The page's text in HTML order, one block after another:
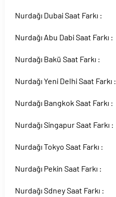
Nurdağı Dubai Saat Farkı :
Nurdağı Abu Dabi Saat Farkı :
Nurdağı Bakü Saat Farkı :
Nurdağı Yeni Delhi Saat Farkı :
Nurdağı Bangkok Saat Farkı :
Nurdağı Singapur Saat Farkı :
Nurdağı Tokyo Saat Farkı :
Nurdağı Pekin Saat Farkı :
Nurdağı Sdney Saat Farkı :